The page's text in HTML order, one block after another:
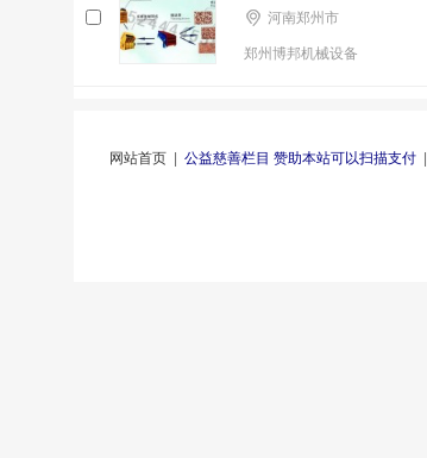
河南郑州市
郑州博邦机械设备
网站首页| 公益慈善栏目 赞助本站可以扫描支付|